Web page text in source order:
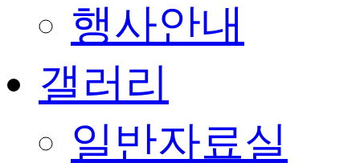
행사안내
갤러리
일반자료실